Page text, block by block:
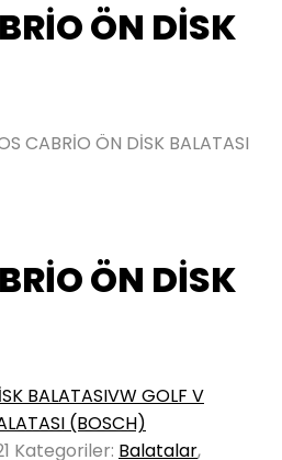
ÖN DİSK
CABRİO ÖN DİSK BALATASI
ÖN DİSK
BALATASIVW GOLF V
(BOSCH)
Kategoriler: Balatalar,